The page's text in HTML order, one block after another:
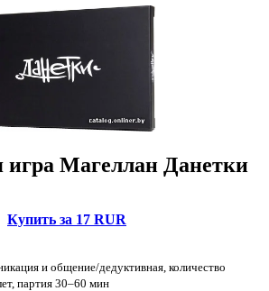
игра Магеллан Данетки
Купить за 17 RUR
и общение/дедуктивная, количество
партия 30–60 мин